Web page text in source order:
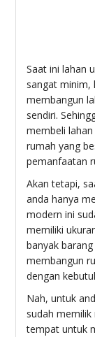
Saat ini lahan
sangat minim,
membangun
sendiri.
membeli
rumah yang
pemanfaatan
Akan tetapi,
anda hanya
modern ini
memiliki
banyak
membangun
dengan
Nah, untuk
sudah
tempat untuk